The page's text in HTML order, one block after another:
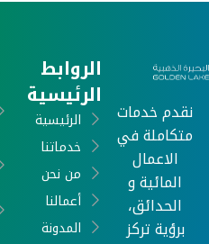
نقدم خدمات
متكاملة في
الاعمال
المائية و
الحدائق،
برؤية تركز
الروابط
الرئيسية
الرئيسية
خدماتنا
من نحن
أعمالنا
المدونة